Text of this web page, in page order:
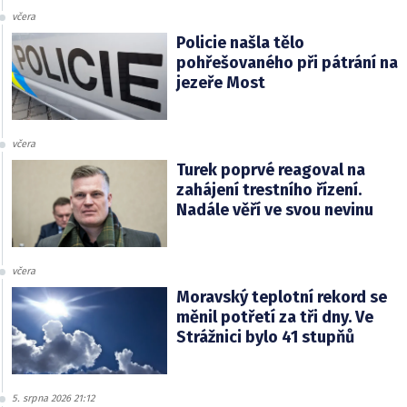
včera
Policie našla tělo
pohřešovaného při pátrání na
jezeře Most
včera
Turek poprvé reagoval na
zahájení trestního řízení.
Nadále věří ve svou nevinu
včera
Moravský teplotní rekord se
měnil potřetí za tři dny. Ve
Strážnici bylo 41 stupňů
5. srpna 2026 21:12